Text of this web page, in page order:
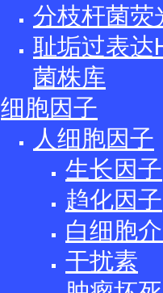
分枝杆菌荧
耻垢过表达
菌株库
细胞因子
人细胞因子
生长因子
趋化因子
白细胞
干扰素